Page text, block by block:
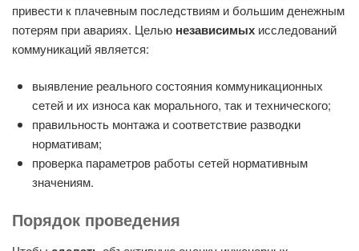
привести к плачевным последствиям и большим денежным
потерям при авариях. Целью независимых исследований
коммуникаций является:
выявление реального состояния коммуникационных
сетей и их износа как морального, так и технического;
правильность монтажа и соответствие разводки
нормативам;
проверка параметров работы сетей нормативным
значениям.
Порядок проведения